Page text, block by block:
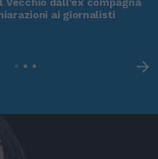
ai giornalisti